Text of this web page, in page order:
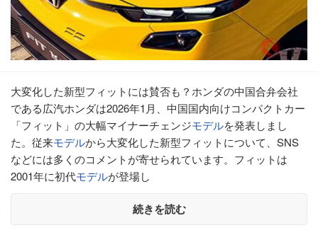
大変化した新型フィットには賛否も？ホンダの中国合弁会社
である広汽ホンダは2026年1月、中国国内向けコンパクトカー
「フィット」の大幅マイナーチェンジモデルを発表しまし
た。従来モデルから大変化した新型フィットについて、SNS
などには多くのコメントが寄せられています。フィットは
2001年に初代モデルが登場し
続きを読む